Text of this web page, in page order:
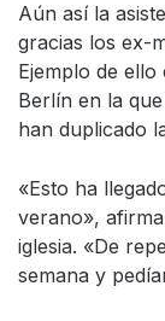
Aún así la
gracias los ex-
Ejemplo de ello
Berlín en la
han duplicado
«Esto ha
verano»,
iglesia. «De
semana y